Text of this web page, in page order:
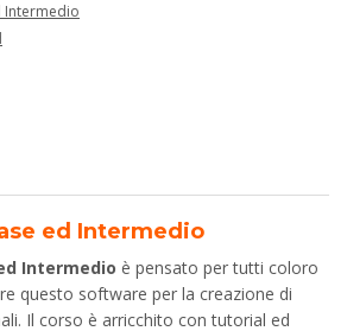
Intermedio
ed Intermedio
Intermedio è pensato per tutti coloro
questo software per la creazione di
Il corso è arricchito con tutorial ed